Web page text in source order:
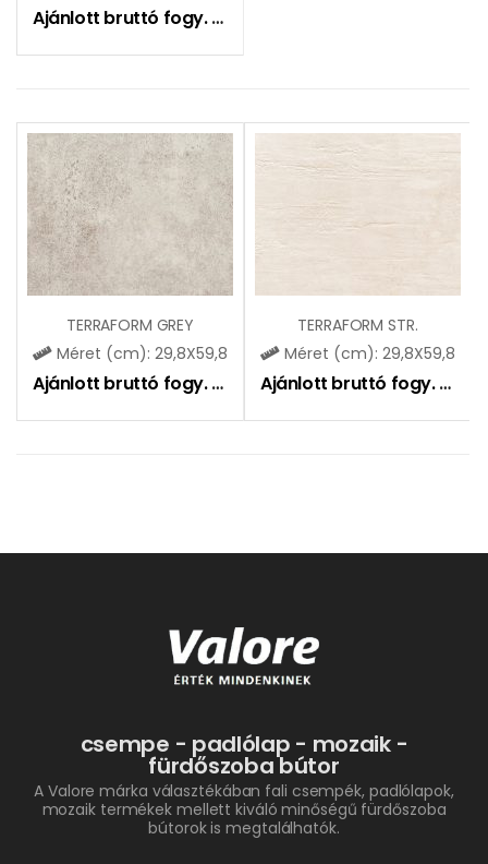
Ajánlott bruttó fogy. ár:
TERRAFORM GREY
Méret (cm): 29,8X59,8
Ajánlott bruttó fogy. ár: 12250Ft
TERRAFORM STR.
Méret (cm): 29,8X59,8
Ajánlott bruttó fogy. ár:
csempe - padlólap - mozaik -
fürdőszoba bútor
A Valore márka választékában fali csempék, padlólapok,
mozaik termékek mellett kiváló minőségű fürdőszoba
bútorok is megtalálhatók.